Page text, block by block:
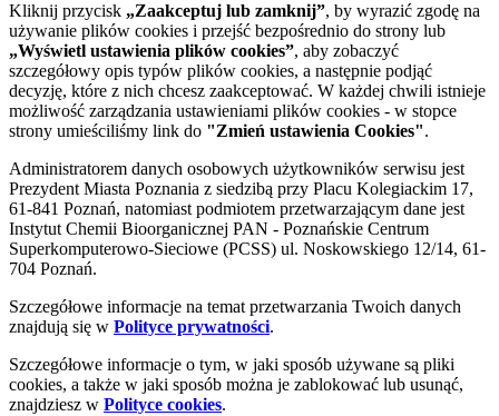
Kliknij przycisk „Zaakceptuj lub zamknij”, by wyrazić zgodę na
używanie plików cookies i przejść bezpośrednio do strony lub
„Wyświetl ustawienia plików cookies”, aby zobaczyć
szczegółowy opis typów plików cookies, a następnie podjąć
decyzję, które z nich chcesz zaakceptować. W każdej chwili istnieje
możliwość zarządzania ustawieniami plików cookies - w stopce
strony umieściliśmy link do "Zmień ustawienia Cookies".
Administratorem danych osobowych użytkowników serwisu jest
Prezydent Miasta Poznania z siedzibą przy Placu Kolegiackim 17,
61-841 Poznań, natomiast podmiotem przetwarzającym dane jest
Instytut Chemii Bioorganicznej PAN - Poznańskie Centrum
Superkomputerowo-Sieciowe (PCSS) ul. Noskowskiego 12/14, 61-
704 Poznań.
Szczegółowe informacje na temat przetwarzania Twoich danych
znajdują się w Polityce prywatności.
Szczegółowe informacje o tym, w jaki sposób używane są pliki
cookies, a także w jaki sposób można je zablokować lub usunąć,
znajdziesz w Polityce cookies.